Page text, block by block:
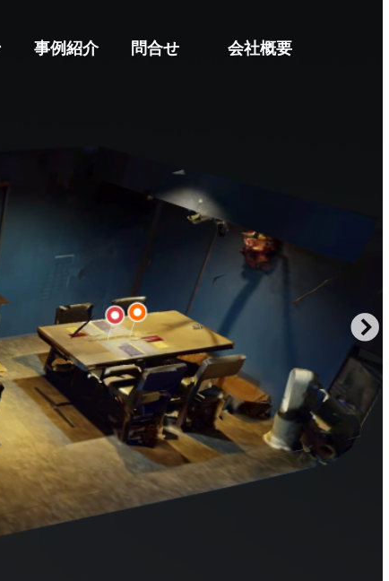
事例紹介 問合せ 会社概要